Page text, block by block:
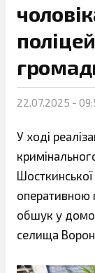
22.07.2025 -
У ході
Шосткинської
оперативною
обшук у
селища